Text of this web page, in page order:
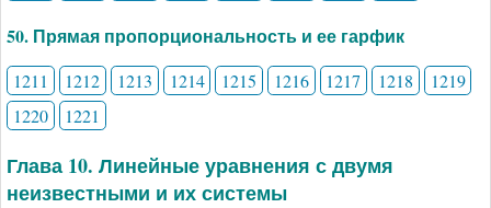
50. Прямая пропорциональность и ее гарфик
1211 1212 1213 1214 1215 1216 1217 1218
1219
1220
1221
Глава 10. Линейные уравнения с двумя
неизвестными и их системы